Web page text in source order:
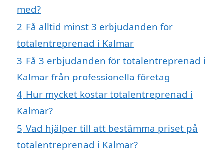
med?
2 Få alltid minst 3 erbjudanden för
totalentreprenad i Kalmar
3 Få 3 erbjudanden för totalentreprenad i
Kalmar från professionella företag
4 Hur mycket kostar totalentreprenad i
Kalmar?
5 Vad hjälper till att bestämma priset på
totalentreprenad i Kalmar?